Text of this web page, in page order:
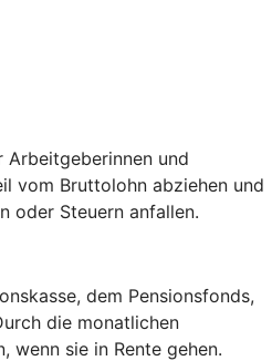
Arbeitgeberinnen und
vom Bruttolohn abziehen und
oder Steuern anfallen.
dem Pensionsfonds,
die monatlichen
wenn sie in Rente gehen.